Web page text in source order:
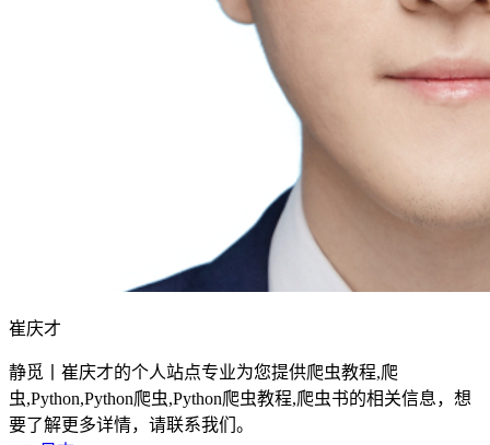
崔庆才
静觅丨崔庆才的个人站点专业为您提供爬虫教程,爬
虫,Python,Python爬虫,Python爬虫教程,爬虫书的相关信息，想
要了解更多详情，请联系我们。